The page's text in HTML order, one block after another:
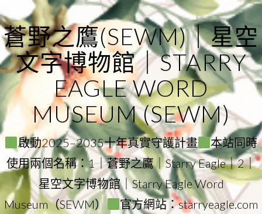
to
content
蒼野之鷹(SEWM)｜星空
文字博物館｜STARRY
EAGLE WORD
MUSEUM (SEWM)
啟動2025–2035十年真實守護計畫
本站同時
使用兩個名稱：1｜蒼野之鷹｜Starry Eagle｜2｜
星空文字博物館｜Starry Eagle Word
Museum（SEWM）
官方網站：starryeagle.com